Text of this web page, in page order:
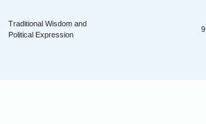
Traditional Wisdom and
Political Expression